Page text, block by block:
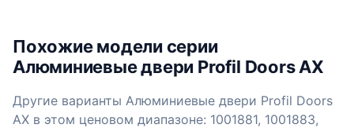
Похожие модели серии
Алюминиевые двери Profil Doors AX
Другие варианты Алюминиевые двери Profil Doors
AX в этом ценовом диапазоне: 1001881, 1001883,